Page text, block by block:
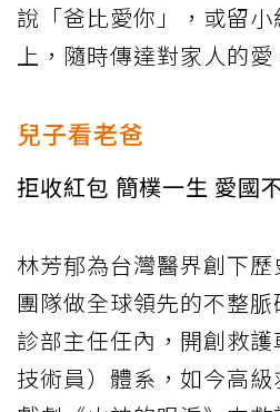
說「爸比愛你」，或留
上，隨時傳達對家人的愛
兒子看老爸
拒收紅包 簡樸一生 愛國
林芳郁為台灣醫界創下
團隊做全球領先的不整
診部主任任內，開創救
技術員）體系，如今高級